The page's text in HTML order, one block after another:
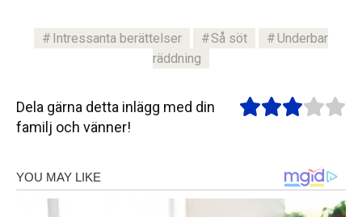
Intressanta berättelser Så söt
Underbar
räddning
Dela gärna detta inlägg med din
familj och vänner!